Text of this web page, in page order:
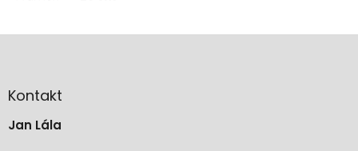
aKontakt
Jan Lála